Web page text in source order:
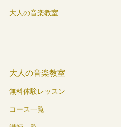
大人の音楽教室
大人の音楽教室
無料体験レッスン
コース一覧